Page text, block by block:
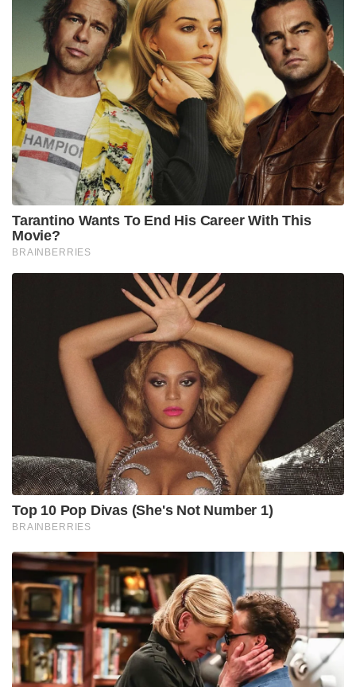
Tarantino Wants To End His Career With This
Movie?
BRAINBERRIES
Top 10 Pop Divas (She's Not Number 1)
BRAINBERRIES